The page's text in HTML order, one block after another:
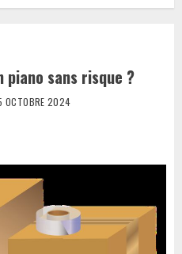
piano sans risque ?
OCTOBRE 2024